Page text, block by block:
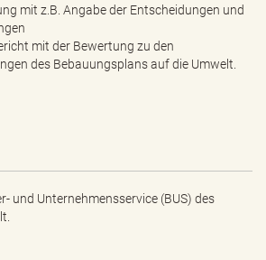
mit z.B. Angabe der Entscheidungen und
mit der Bewertung zu den
des Bebauungsplans auf die Umwelt.
und Unternehmensservice (BUS) des